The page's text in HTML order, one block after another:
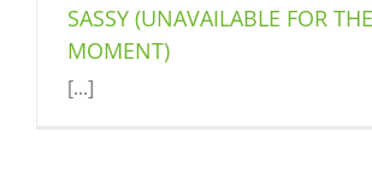
SASSY (UNAVAILABLE FOR THE
MOMENT)
[...]